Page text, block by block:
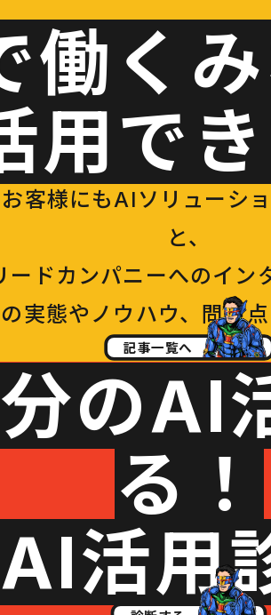
働くみ
用で
客様にもAIソリューシ
と、
ドカンパニーへのイン
実態やノウハウ、問題
記事一覧へ
のAI
る！
活用